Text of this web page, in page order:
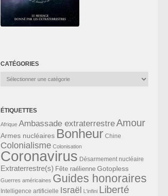
CATÉGORIES
Catégories
ÉTIQUETTES
Afrique Ambassade extraterrestreAmour
Armes nucléaires Bonheur Chine
Colonialisme Colonisation
Coronavirus Désarmement nucléaire
Extraterrestre(s) Fête raélienne Gotopless
Guerres américaines Guides honoraires
Intelligence artificielle Israël L'infini Liberté